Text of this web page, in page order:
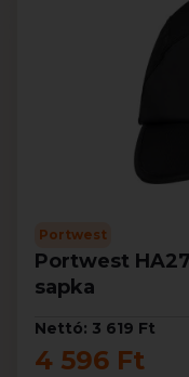
Portwest
Portwest
sapka
Nettó: 3 619 Ft
4 596 Ft